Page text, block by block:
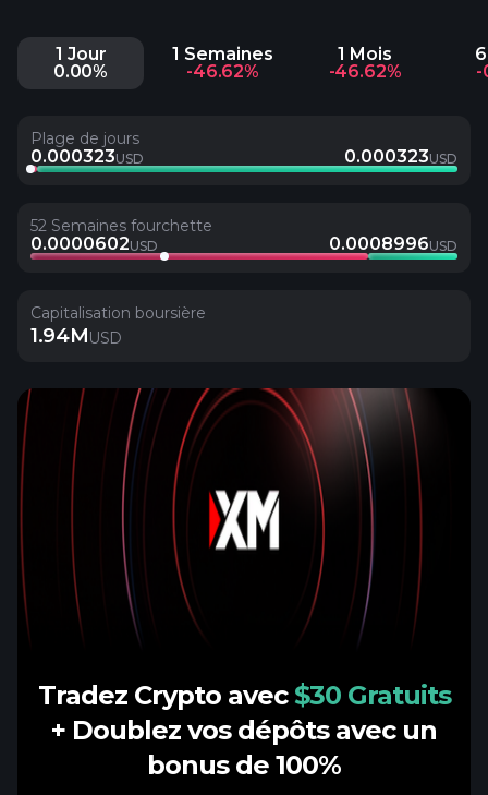
1 Jour
0.00%
1 Semaines
-46.62%
1 Mois
-46.62%
-
Plage de jours
0.000323USD 0.000323USD
52 Semaines fourchette
0.0000602USD 0.0008996USD
Capitalisation boursière
1.94MUSD
Tradez Crypto avec $30 Gratuits
+ Doublez vos dépôts avec un
bonus de 100%